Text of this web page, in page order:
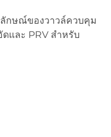
กษณ์ของวาวล์ควบคุม
และ PRV สำหรับ